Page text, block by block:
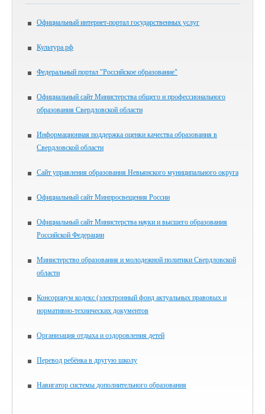
Официальный интернет-портал государственных услуг
Культура.рф
Федеральный портал "Российское образование"
Официальный сайт Министерства общего и профессионального
образования Свердловской области
Информационная поддержка оценки качества образования в
Свердловской области
Сайт управления образования Невьянского муниципального округа
Официальный сайт Минпросвещения России
Официальный сайт Министерства науки и высшего образования
Российской Федерации
Министерство образования и молодежной политики Свердловской
области
Консорциум кодекс (электронный фонд актуальных правовых и
нормативно-технических документов
Организация отдыха и оздоровления детей
Перевод ребёнка в другую школу
Навигатор системы дополнительного образования